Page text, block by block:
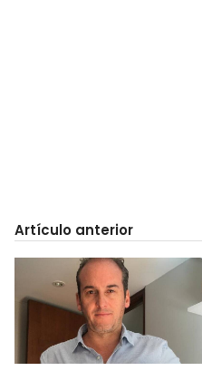
Artículo anterior